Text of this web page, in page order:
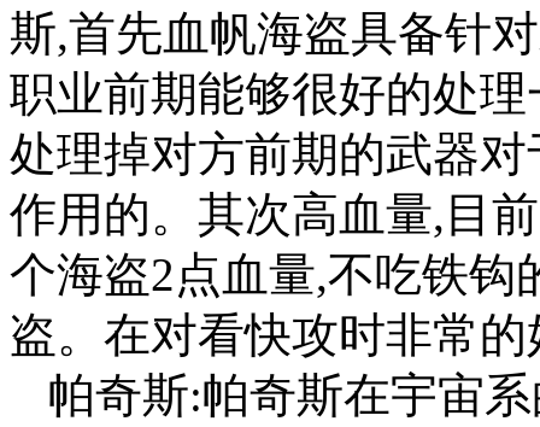
斯,首先血帆海盗具备针
职业前期能够很好的处
处理掉对方前期的武器
作用的。其次高血量,目
个海盗2点血量,不吃铁钩
盗。在对看快攻时非常的
帕奇斯:帕奇斯在宇宙